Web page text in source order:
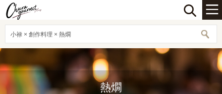
小禄 × 創作料理 × 熱燗
熱燗